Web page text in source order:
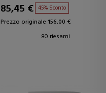
85,45 € 45% Sconto
Prezzo originale 156,00 €
80 riesami